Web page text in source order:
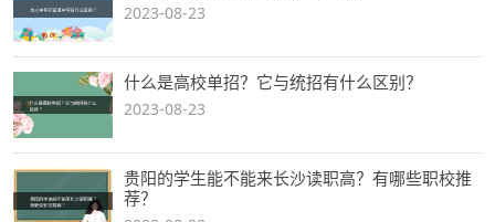
2023-08-23
什么是高校单招？它与统招有什么区别？
2023-08-23
贵阳的学生能不能来长沙读职高？有哪些职校推
荐？